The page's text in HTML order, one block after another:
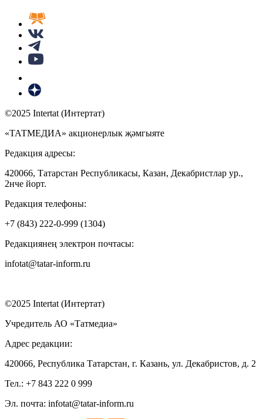
©2025 Intertat (Интертат)
«ТАТМЕДИА» акционерлык җәмгыяте
Редакция адресы:
420066, Татарстан Республикасы, Казан, Декабристлар ур.,
2нче йорт.
Редакция телефоны:
+7 (843) 222-0-999 (1304)
Редакциянең электрон почтасы:
infotat@tatar-inform.ru
©2025 Intertat (Интертат)
Учредитель АО «Татмедиа»
Адрес редакции:
420066, Республика Татарстан, г. Казань, ул. Декабристов, д. 2
Тел.: +7 843 222 0 999
Эл. почта: infotat@tatar-inform.ru